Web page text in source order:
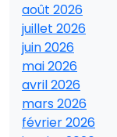
août 2026
juillet 2026
juin 2026
mai 2026
avril 2026
mars 2026
février 2026